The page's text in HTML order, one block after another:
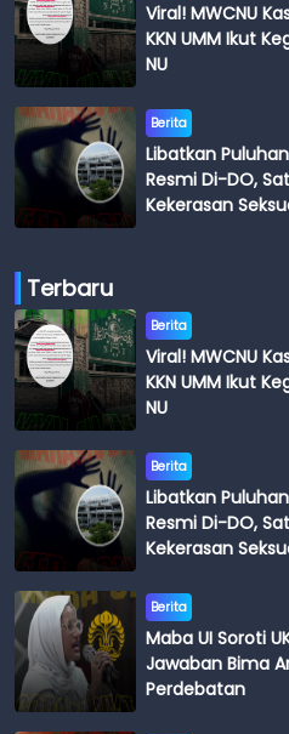
Viral! MWCNU
KKN UMM Ikut
NU
Berita
Libatkan Puluhan
Resmi Di-DO,
Kekerasan
Terbaru
Berita
Viral! MWCNU
KKN UMM Ikut
NU
Berita
Libatkan Puluhan
Resmi Di-DO,
Kekerasan
Berita
Maba UI Soroti
Jawaban Bima
Perdebatan